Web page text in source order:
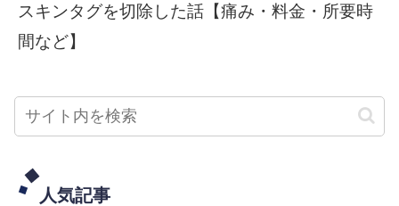
スキンタグを切除した話【痛み・料金・所要時
間など】
人気記事